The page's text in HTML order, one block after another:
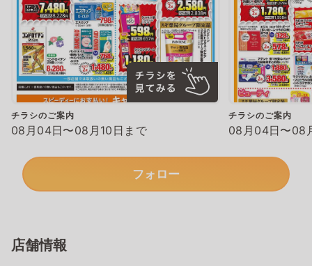
チラシのご案内
08月04日〜08月10日まで
チラシのご案内
08月04日〜08
フォロー
店舗情報